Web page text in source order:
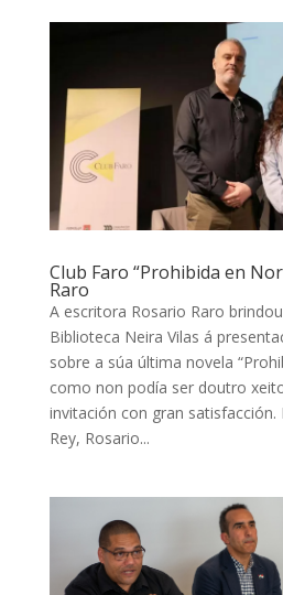
Club Faro “Prohibida en
Raro
A escritora Rosario Raro
Biblioteca Neira Vilas á
sobre a súa última novela
como non podía ser doutro
invitación con gran satisfacción.
Rey, Rosario...